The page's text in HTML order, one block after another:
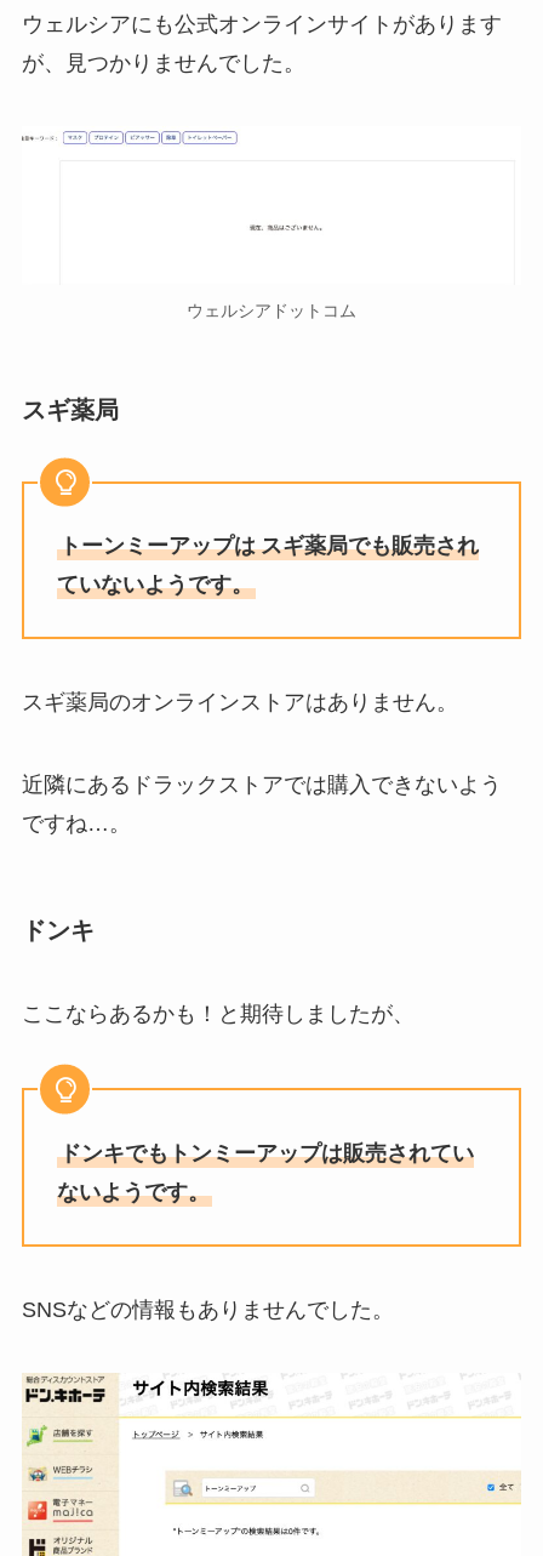
ウェルシアにも公式オンラインサイトがあります
が、見つかりませんでした。
ウェルシアドットコム
スギ薬局
トーンミーアップは スギ薬局でも販売され
ていないようです。
スギ薬局のオンラインストアはありません。
近隣にあるドラックストアでは購入できないよう
ですね…。
ドンキ
ここならあるかも！と期待しましたが、
ドンキでもトンミーアップは販売されてい
ないようです。
SNSなどの情報もありませんでした。